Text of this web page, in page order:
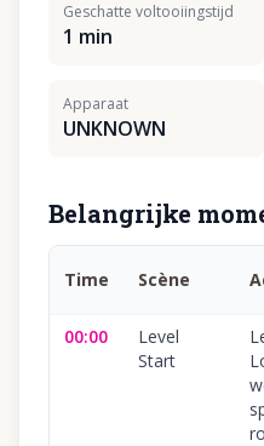
Geschatte voltooiingstijd
1 min
Apparaat
UNKNOWN
Belangrijke
Time Scène
00:00
Level
Start